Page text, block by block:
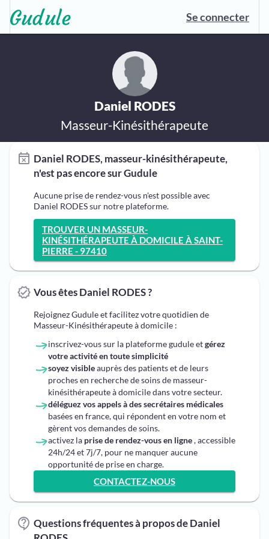
Se connecter
Daniel RODES
Masseur-Kinésithérapeute
Daniel RODES, masseur-kinésithérapeute,
n'est pas encore sur Gudule
Aucune prise de rendez-vous n'est possible avec
Daniel RODES sur notre plateforme.
TROUVER UN MASSEUR-
KINÉSITHÉRAPEUTE À DOMICILE À SAINT-
PIERRE - 97410
Vous êtes Daniel RODES ?
Rejoignez Gudule et facilitez votre quotidien de
Masseur-Kinésithérapeute à domicile :
inscrivez-vous sur la plateforme gudule etgérez
votre activité en toute simplicité
soyez visibleauprès des patients et de leurs
proches en recherche de soins de masseur-
kinésithérapeute à domicile dans votre secteur.
déléguez vos appels à des secrétaires médicales
basées en france, qui répondent en votre nom et
gèrent vos demandes de soins.
activez la prise de rendez-vous en ligne, accessible
24h/24 et 7j/7, pour ne manquer aucune
opportunité de prise en charge.
CONTACTEZ-NOUS
Questions fréquentes à propos de Daniel